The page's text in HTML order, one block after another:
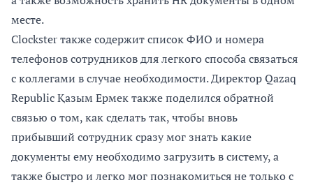
месте.
Clockster также содержит список ФИО и номера
телефонов сотрудников для легкого способа связаться
с коллегами в случае необходимости. Директор Qazaq
Republic Қазым Ермек также поделился обратной
связью о том, как сделать так, чтобы вновь
прибывший сотрудник сразу мог знать какие
документы ему необходимо загрузить в систему, а
также быстро и легко мог познакомиться не только с